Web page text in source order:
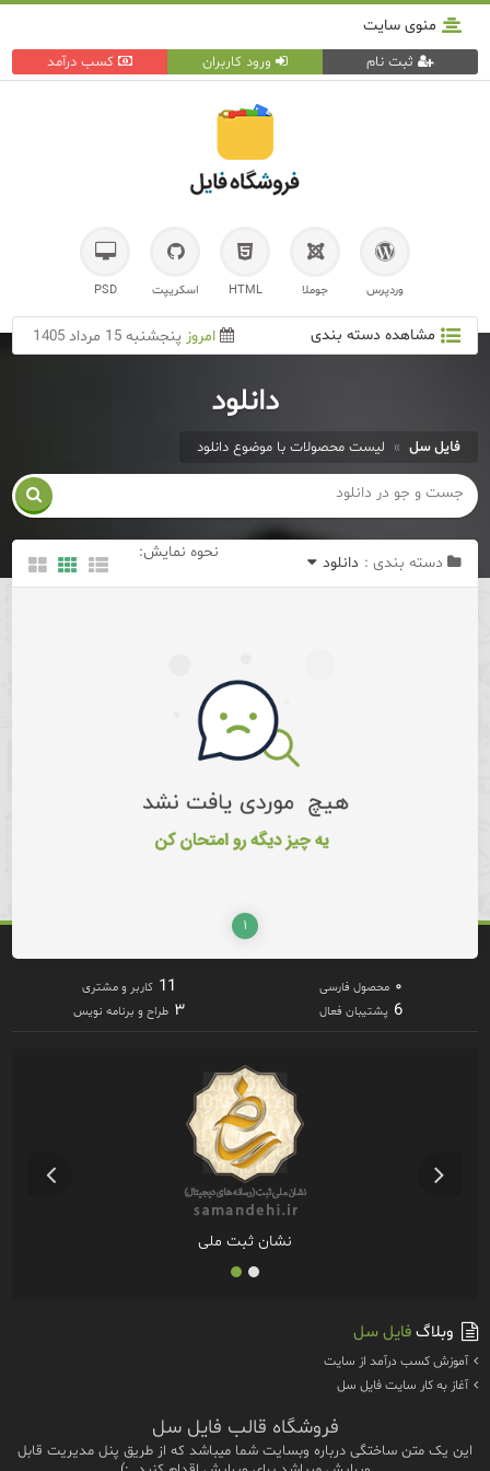
منوی سایت
کسب درآمد ورود کاربران ثبت نام
وردپرس جوملا HTML اسکریپت PSD
مشاهده دسته بندی امروز پنجشنبه 15 مرداد 1405
دانلود
فایل سل » لیست محصولات با موضوع دانلود

دسته بندی : دانلود
نحوه نمایش:
۱
۰ محصول فارسی 11 کاربر و مشتری
6 پشتیبان فعال ۳ طراح و برنامه نویس
نشان ثبت ملی
وبلاگفایل سل
آموزش كسب درآمد از سايت
آغاز به كار سايت فايل سل
فروشگاه قالب فایل سل
این یک متن ساختگی درباره وبسایت شما میباشد که از طریق پنل مدیریت قابل